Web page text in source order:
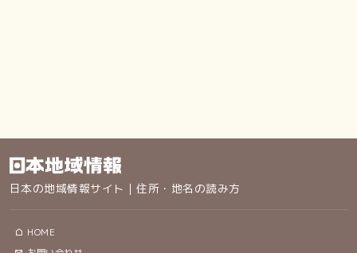
日本の地域情報サイト｜住所・地名の読み方
HOME